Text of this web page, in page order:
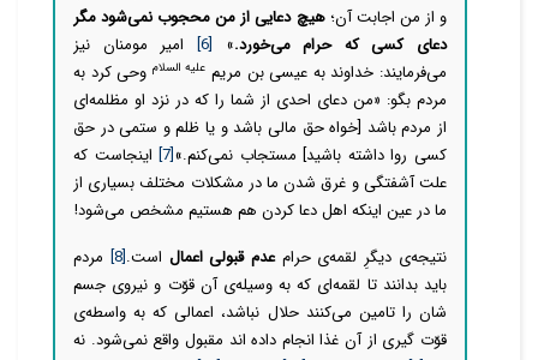
و از من اجابت آن؛هیچ دعایی از من محجوب نمی‌شود مگر
دعای کسی که حرام می‌خورد.»
[6]
امیر مومنان نیز
می‌فرمایند: خداوند به عیسی بن مریم علیه السلام وحی كرد به
مردم بگو: «من دعای احدی از شما را كه در نزد او مظلمه‌ای
از مردم باشد [خواه حق مالی باشد و یا ظلم و ستمی در حق
كسی روا داشته باشید] مستجاب نمی‌كنم.»[7]
اینجاست که
علت آشفتگی و غرق شدن ما در مشکلات مختلف بسیاری از
ما در عین اینکه اهل دعا کردن هم هستیم مشخص می‌شود!
نتیجه‌ی دیگرِ لقمه‌ی حرامعدم قبولی اعمال است.[8]
مردم
باید بدانند تا لقمه‌ای که به وسیله‌ی آن قوّت و نیروی جسم
شان را تامین می‌کنند حلال نباشد، اعمالی که به واسطه‌ی
قوّت گیری از آن غذا انجام داده اند مقبول واقع نمی‌شود. نه